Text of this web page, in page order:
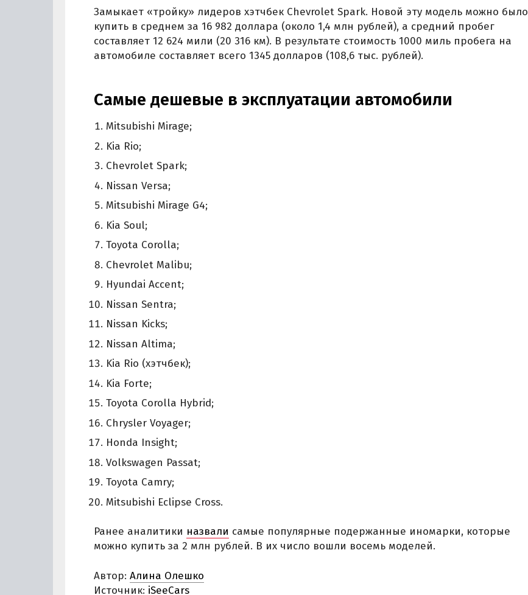
Замыкает «тройку» лидеров хэтчбек Chevrolet Spark. Новой эту модель можно было
купить в среднем за 16 982 доллара (около 1,4 млн рублей), а средний пробег
составляет 12 624 мили (20 316 км). В результате стоимость 1000 миль пробега на
автомобиле составляет всего 1345 долларов (108,6 тыс. рублей).
Самые дешевые в эксплуатации автомобили
Mitsubishi Mirage;
Kia Rio;
Chevrolet Spark;
Nissan Versa;
Mitsubishi Mirage G4;
Kia Soul;
Toyota Corolla;
Chevrolet Malibu;
Hyundai Accent;
Nissan Sentra;
Nissan Kicks;
Nissan Altima;
Kia Rio (хэтчбек);
Kia Forte;
Toyota Corolla Hybrid;
Chrysler Voyager;
Honda Insight;
Volkswagen Passat;
Toyota Camry;
Mitsubishi Eclipse Cross.
Ранее аналитики назвали самые популярные подержанные иномарки, которые
можно купить за 2 млн рублей. В их число вошли восемь моделей.
Автор: Алина Олешко
Источник: iSeeCars